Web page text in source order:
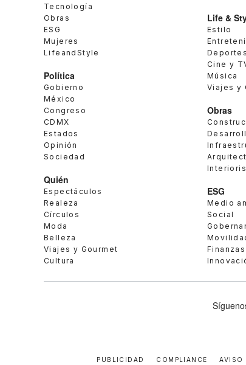
Tecnología
Obras
ESG
Mujeres
LifeandStyle
Política
Gobierno
México
Congreso
CDMX
Estados
Opinión
Sociedad
Quién
Espectáculos
Realeza
Círculos
Moda
Belleza
Viajes y Gourmet
Cultura
Life &
Estilo
Deportes
Cine y
Música
Viajes y
Obras
ESG
Medio
Social
PUBLICIDAD COMPLIANCE AVISO